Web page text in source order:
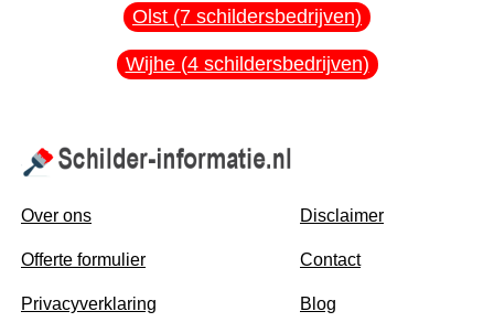
Olst (7 schildersbedrijven)
Wijhe (4 schildersbedrijven)
Over ons
Offerte formulier
Privacyverklaring
Disclaimer
Contact
Blog